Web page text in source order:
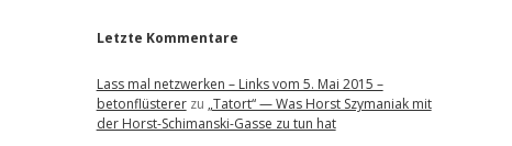
Letzte Kommentare
Lass mal netzwerken – Links vom 5. Mai 2015 –
betonflüstererzu „Tatort“ — Was Horst Szymaniak mit
der Horst-Schimanski-Gasse zu tun hat